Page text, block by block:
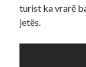
turist ka vrarë
jetës.